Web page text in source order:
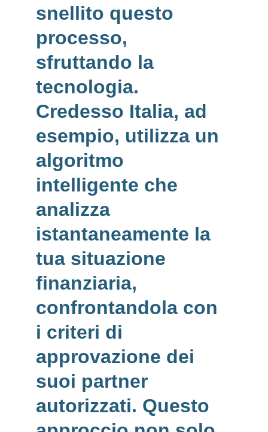
snellito questo
processo,
sfruttando la
tecnologia.
Credesso Italia, ad
esempio, utilizza un
algoritmo
intelligente che
analizza
istantaneamente la
tua situazione
finanziaria,
confrontandola con
i criteri di
approvazione dei
suoi partner
autorizzati. Questo